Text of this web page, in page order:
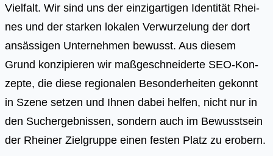
Viel­falt. Wir sind uns der ein­zig­ar­ti­gen Iden­ti­tät Rhei­
nes und der star­ken loka­len Ver­wur­ze­lung der dort
ansäs­si­gen Unter­neh­men bewusst. Aus die­sem
Grund kon­zi­pie­ren wir maß­ge­schnei­der­te SEO-Kon­
zep­te, die die­se regio­na­len Beson­der­hei­ten gekonnt
in Sze­ne set­zen und Ihnen dabei hel­fen, nicht nur in
den Such­ergeb­nis­sen, son­dern auch im Bewusst­sein
der Rhei­ner Ziel­grup­pe einen fes­ten Platz zu erobern.